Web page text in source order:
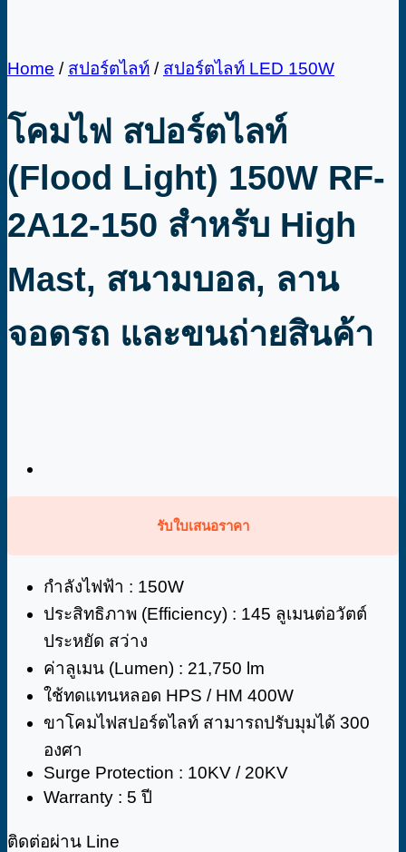
Home / สปอร์ตไลท์ / สปอร์ตไลท์ LED 150W
โคมไฟ สปอร์ตไลท์
(Flood Light) 150W RF-
2A12-150 สำหรับ High
Mast, สนามบอล, ลาน
จอดรถ และขนถ่ายสินค้า
รับใบเสนอราคา
กำลังไฟฟ้า : 150W
ประสิทธิภาพ (Efficiency) : 145 ลูเมนต่อวัตต์
ประหยัด สว่าง
ค่าลูเมน (Lumen) : 21,750 lm
ใช้ทดแทนหลอด HPS / HM 400W
ขาโคมไฟสปอร์ตไลท์ สามารถปรับมุมได้ 300
องศา
Surge Protection : 10KV / 20KV
Warranty : 5 ปี
ติดต่อผ่าน Line